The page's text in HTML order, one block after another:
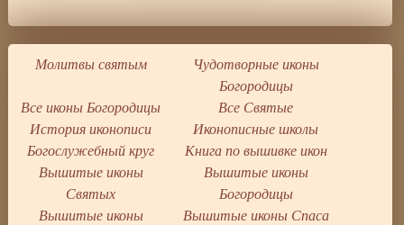
Молитвы святым
Чудотворные иконы
Богородицы
Все иконы Богородицы
Все Святые
История иконописи
Иконописные школы
Богослужебный круг
Книга по вышивке икон
Вышитые иконы
Святых
Вышитые иконы
Богородицы
Вышитые иконы
Вышитые иконы Спаса